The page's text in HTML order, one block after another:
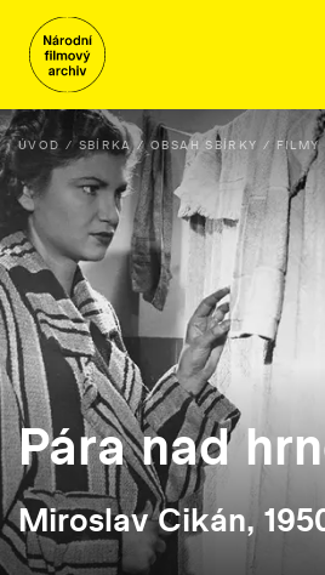
ÚVOD SBÍRKA OBSAH SBÍRKY FILMY
Pára nad
Miroslav Cikán,